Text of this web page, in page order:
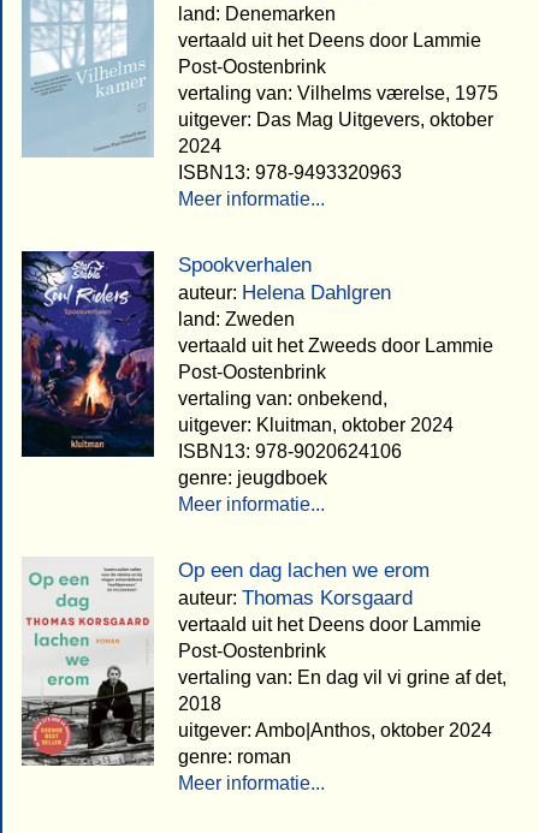
land: Denemarken
vertaald uit het Deens door Lammie
Post-Oostenbrink
vertaling van: Vilhelms værelse, 1975
uitgever: Das Mag Uitgevers, oktober
2024
ISBN13: 978-9493320963
Meer informatie...
Spookverhalen
auteur: Helena Dahlgren
land: Zweden
vertaald uit het Zweeds door Lammie
Post-Oostenbrink
vertaling van: onbekend,
uitgever: Kluitman, oktober 2024
ISBN13: 978-9020624106
genre: jeugdboek
Meer informatie...
Op een dag lachen we erom
auteur: Thomas Korsgaard
vertaald uit het Deens door Lammie
Post-Oostenbrink
vertaling van: En dag vil vi grine af det,
2018
uitgever: Ambo|Anthos, oktober 2024
genre: roman
Meer informatie...